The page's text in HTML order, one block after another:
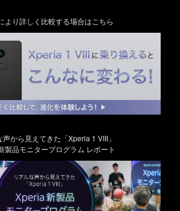
より詳しく比較する場合はこちら
声から見えてきた「Xperia 1 VIII」
製品モニタープログラム レポート